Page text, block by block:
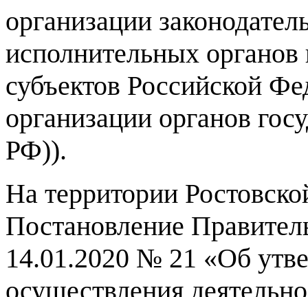
организации
исполнительных органов
субъектов Российской
организации органов
РФ)).
На территории
Постановление
14.01.2020 № 21 «Об
осуществления